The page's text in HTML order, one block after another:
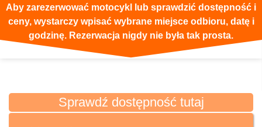
Aby zarezerwować motocykl lub sprawdzić dostępność i
ceny, wystarczy wpisać wybrane miejsce odbioru, datę i
godzinę. Rezerwacja nigdy nie była tak prosta.
Sprawdź dostępność tutaj